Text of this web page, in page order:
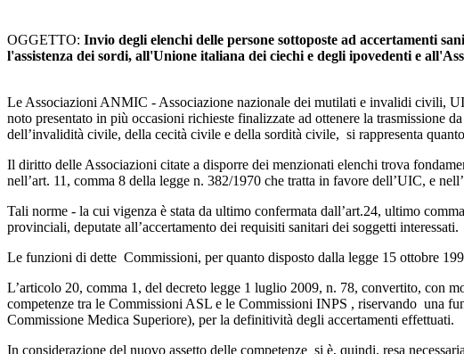
OGGETTO: Invio degli elenchi delle persone sottoposte ad accertamenti
l'assistenza dei sordi, all'Unione italiana dei ciechi e degli ipovedenti e
Le Associazioni ANMIC - Associazione nazionale dei mutilati e invalidi civili,
noto presentato in più occasioni richieste finalizzate ad ottenere la trasmissione
dell’invalidità civile, della cecità civile e della sordità civile, si rappresenta
Il diritto delle Associazioni citate a disporre dei menzionati elenchi trova
nell’art. 11, comma 8 della legge n. 382/1970 che tratta in favore dell’UIC, e
Tali norme - la cui vigenza è stata da ultimo confermata dall’art.24, ultimo
provinciali, deputate all’accertamento dei requisiti sanitari dei soggetti interessati.
Le funzioni di dette Commissioni, per quanto disposto dalla legge 15 ottobre
L’articolo 20, comma 1, del decreto legge 1 luglio 2009, n. 78, convertito, con
competenze tra le Commissioni ASL e le Commissioni INPS , riservando una
Commissione Medica Superiore), per la definitività degli accertamenti effettuati.
In considerazione del nuovo assetto delle competenze si è, quindi, resa